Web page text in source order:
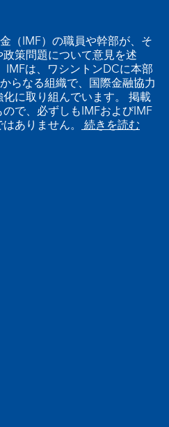
（IMF）の職員や幹部が、そ
策問題について意見を述
は、ワシントンDCに本部
らなる組織で、国際金融協力
に取り組んでいます。 掲載
で、必ずしもIMFおよびIMF
ありません。 続きを読む